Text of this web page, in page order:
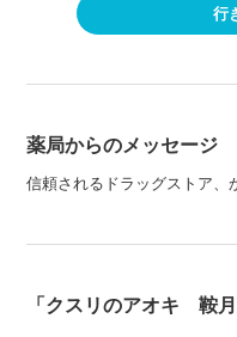
行
薬局からのメッセージ
信頼されるドラッグストア、
「クスリのアオキ 鞍